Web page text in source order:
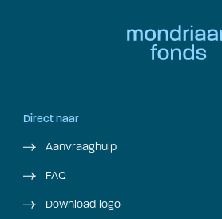
Direct naar
Aanvraaghulp
FAQ
Download logo